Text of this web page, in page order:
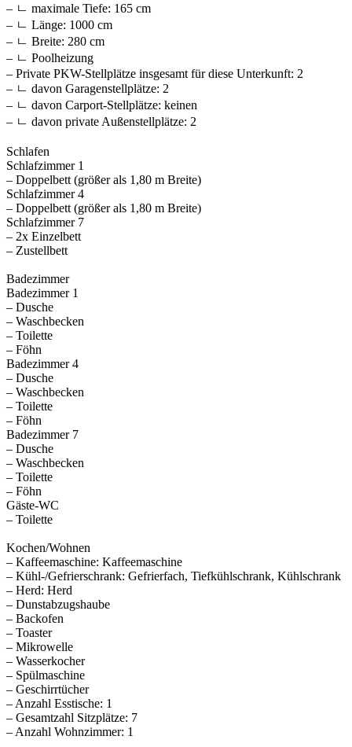
– ㄴ maximale Tiefe: 165 cm
– ㄴ Länge: 1000 cm
– ㄴ Breite: 280 cm
– ㄴ Poolheizung
– Private PKW-Stellplätze insgesamt für diese Unterkunft: 2
– ㄴ davon Garagenstellplätze: 2
– ㄴ davon Carport-Stellplätze: keinen
– ㄴ davon private Außen­stellplätze: 2
Schlafen
Schlafzimmer 1
– Doppelbett (größer als 1,80 m Breite)
Schlafzimmer 4
– Doppelbett (größer als 1,80 m Breite)
Schlafzimmer 7
– 2x Einzelbett
– Zustellbett
Badezimmer
Badezimmer 1
– Dusche
– Waschbecken
– Toilette
– Föhn
Badezimmer 4
– Dusche
– Waschbecken
– Toilette
– Föhn
Badezimmer 7
– Dusche
– Waschbecken
– Toilette
– Föhn
Gäste-WC
– Toilette
Kochen/Wohnen
– Kaffeemaschine: Kaffeemaschine
– Kühl-/Gefrierschrank: Gefrierfach, Tiefkühlschrank, Kühlschrank
– Herd: Herd
– Dunstabzugshaube
– Backofen
– Toaster
– Mikrowelle
– Wasserkocher
– Spülmaschine
– Geschirrtücher
– Anzahl Esstische: 1
– Gesamtzahl Sitzplätze: 7
– Anzahl Wohnzimmer: 1